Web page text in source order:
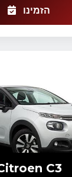
הזמינו
C3